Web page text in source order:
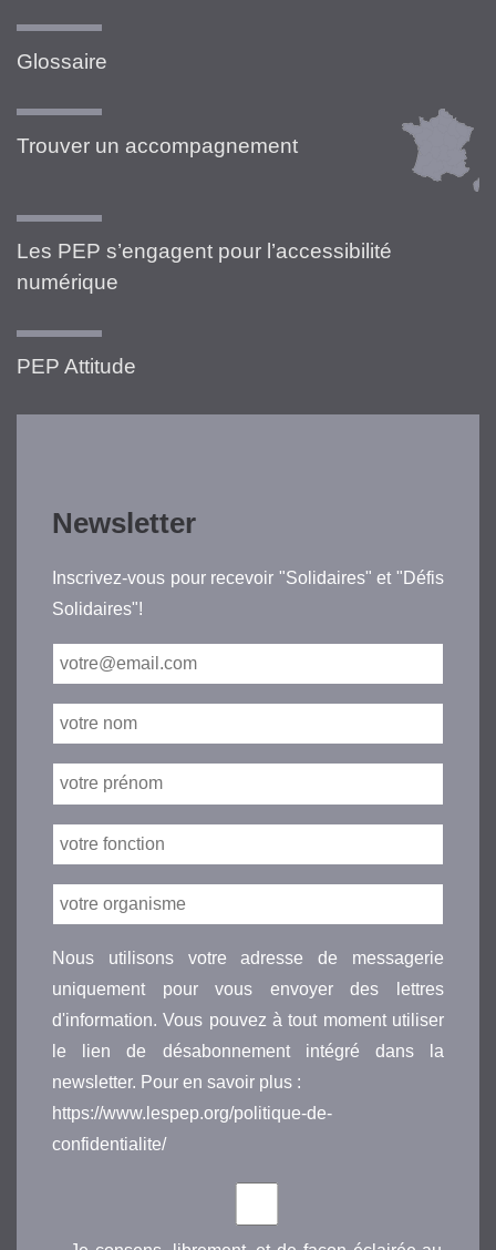
Glossaire
Trouver un accompagnement
Les PEP s’engagent pour l’accessibilité
numérique
PEP Attitude
Newsletter
Inscrivez-vous pour recevoir "Solidaires" et "Défis
Solidaires"!
Nous utilisons votre adresse de messagerie
uniquement pour vous envoyer des lettres
d'information. Vous pouvez à tout moment utiliser
le lien de désabonnement intégré dans la
newsletter. Pour en savoir plus :
https://www.lespep.org/politique-de-
confidentialite/